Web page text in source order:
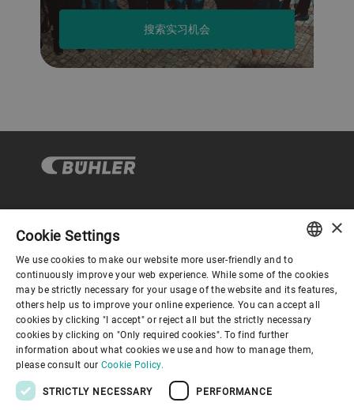
搜索实习机会
企业与合规
关于布勒
联系我们
ENGLISH
SPANISH
GERMAN
FRENCH
×
Cookie Settings
We use cookies to make our website more user-friendly and to
continuously improve your web experience. While some of the cookies
may be strictly necessary for your usage of the website and its features,
others help us to improve your online experience. You can accept all
cookies by clicking "I accept" or reject all but the strictly necessary
cookies by clicking on "Only required cookies". To find further
information about what cookies we use and how to manage them,
please consult our Cookie Policy.
STRICTLY NECESSARY PERFORMANCE